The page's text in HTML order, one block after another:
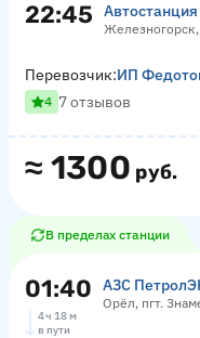
22:45 Автостанция
≈ 1300 руб.
Перевозчик:ИП
4 7 отзывов
В пределах станции
01:40 АЗС
Орёл, пгт.
4 ч 18 м
в пути